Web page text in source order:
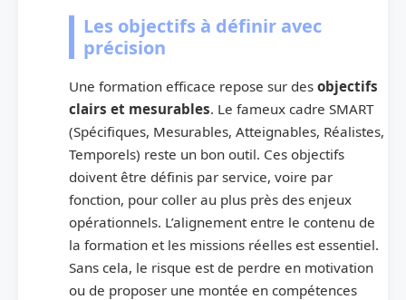
Les objectifs à définir avec
précision
Une formation efficace repose sur des objectifs
clairs et mesurables. Le fameux cadre SMART
(Spécifiques, Mesurables, Atteignables, Réalistes,
Temporels) reste un bon outil. Ces objectifs
doivent être définis par service, voire par
fonction, pour coller au plus près des enjeux
opérationnels. L’alignement entre le contenu de
la formation et les missions réelles est essentiel.
Sans cela, le risque est de perdre en motivation
ou de proposer une montée en compétences